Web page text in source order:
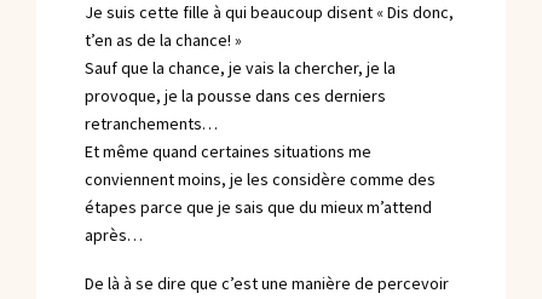
Je suis cette fille à qui beaucoup disent « Dis donc,
t’en as de la chance! »
Sauf que la chance, je vais la chercher, je la
provoque, je la pousse dans ces derniers
retranchements…
Et même quand certaines situations me
conviennent moins, je les considère comme des
étapes parce que je sais que du mieux m’attend
après…
De là à se dire que c’est une manière de percevoir